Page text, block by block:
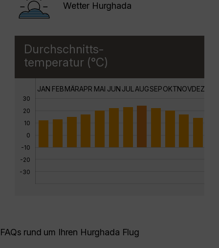
Wetter Hurghada
Durchschnitts-
temperatur (°C)
30
20
10
0
-10
-20
-30
JAN FEBMÄRAPR MAI JUN JUL AUGSEPOKTNOVDEZ
FAQs rund um Ihren Hurghada Flug